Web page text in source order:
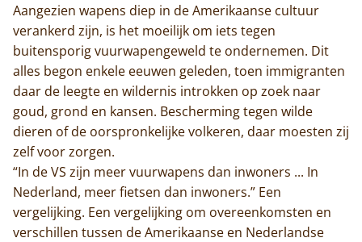
Aangezien wapens diep in de Amerikaanse cultuur
verankerd zijn, is het moeilijk om iets tegen
buitensporig vuurwapengeweld te ondernemen. Dit
alles begon enkele eeuwen geleden, toen immigranten
daar de leegte en wildernis introkken op zoek naar
goud, grond en kansen. Bescherming tegen wilde
dieren of de oorspronkelijke volkeren, daar moesten zij
zelf voor zorgen.
“In de VS zijn meer vuurwapens dan inwoners ... In
Nederland, meer fietsen dan inwoners.” Een
vergelijking. Een vergelijking om overeenkomsten en
verschillen tussen de Amerikaanse en Nederlandse